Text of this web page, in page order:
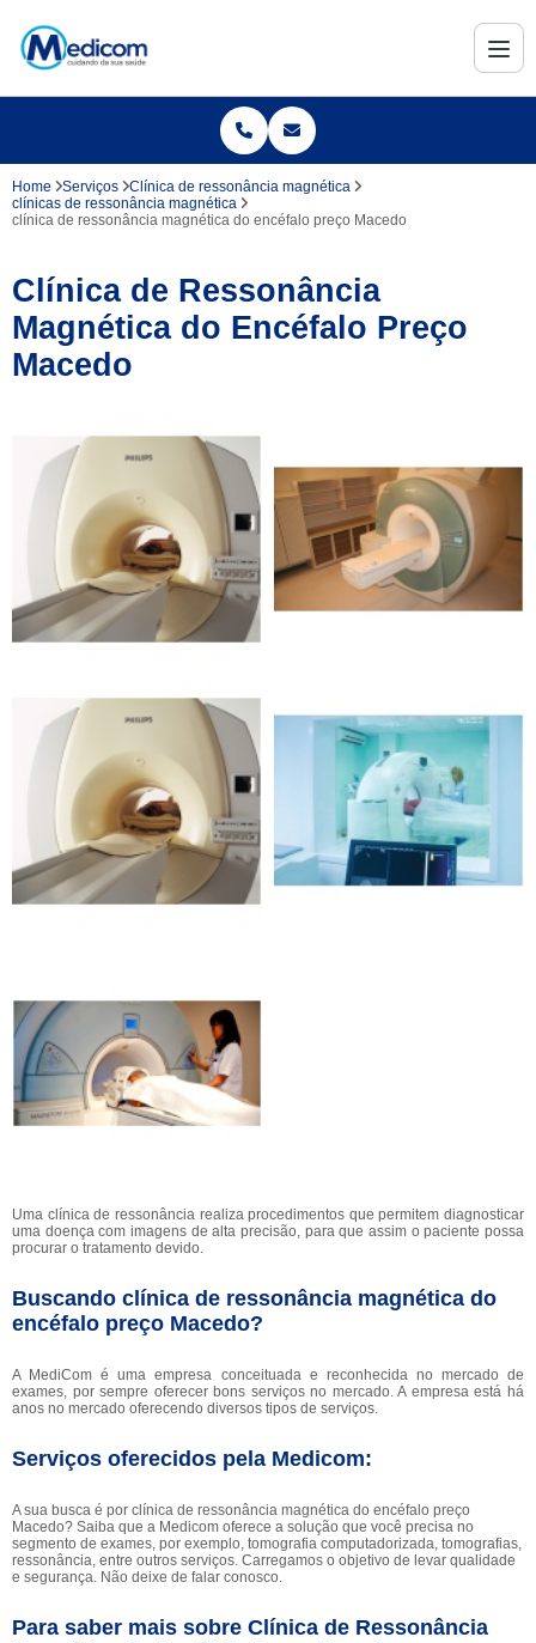
Home Serviços
Clínica de ressonância magnética
clínicas de ressonância magnética
clínica de ressonância magnética do encéfalo preço Macedo
Clínica de Ressonância
Magnética do Encéfalo Preço
Macedo
Uma clínica de ressonância realiza procedimentos que permitem diagnosticar
uma doença com imagens de alta precisão, para que assim o paciente possa
procurar o tratamento devido.
Buscando clínica de ressonância magnética do
encéfalo preço Macedo?
A MediCom é uma empresa conceituada e reconhecida no mercado de
exames, por sempre oferecer bons serviços no mercado. A empresa está há
anos no mercado oferecendo diversos tipos de serviços.
Serviços oferecidos pela Medicom:
A sua busca é por clínica de ressonância magnética do encéfalo preço
Macedo? Saiba que a Medicom oferece a solução que você precisa no
segmento de exames, por exemplo, tomografia computadorizada, tomografias,
ressonância, entre outros serviços. Carregamos o objetivo de levar qualidade
e segurança. Não deixe de falar conosco.
Para saber mais sobre Clínica de Ressonância